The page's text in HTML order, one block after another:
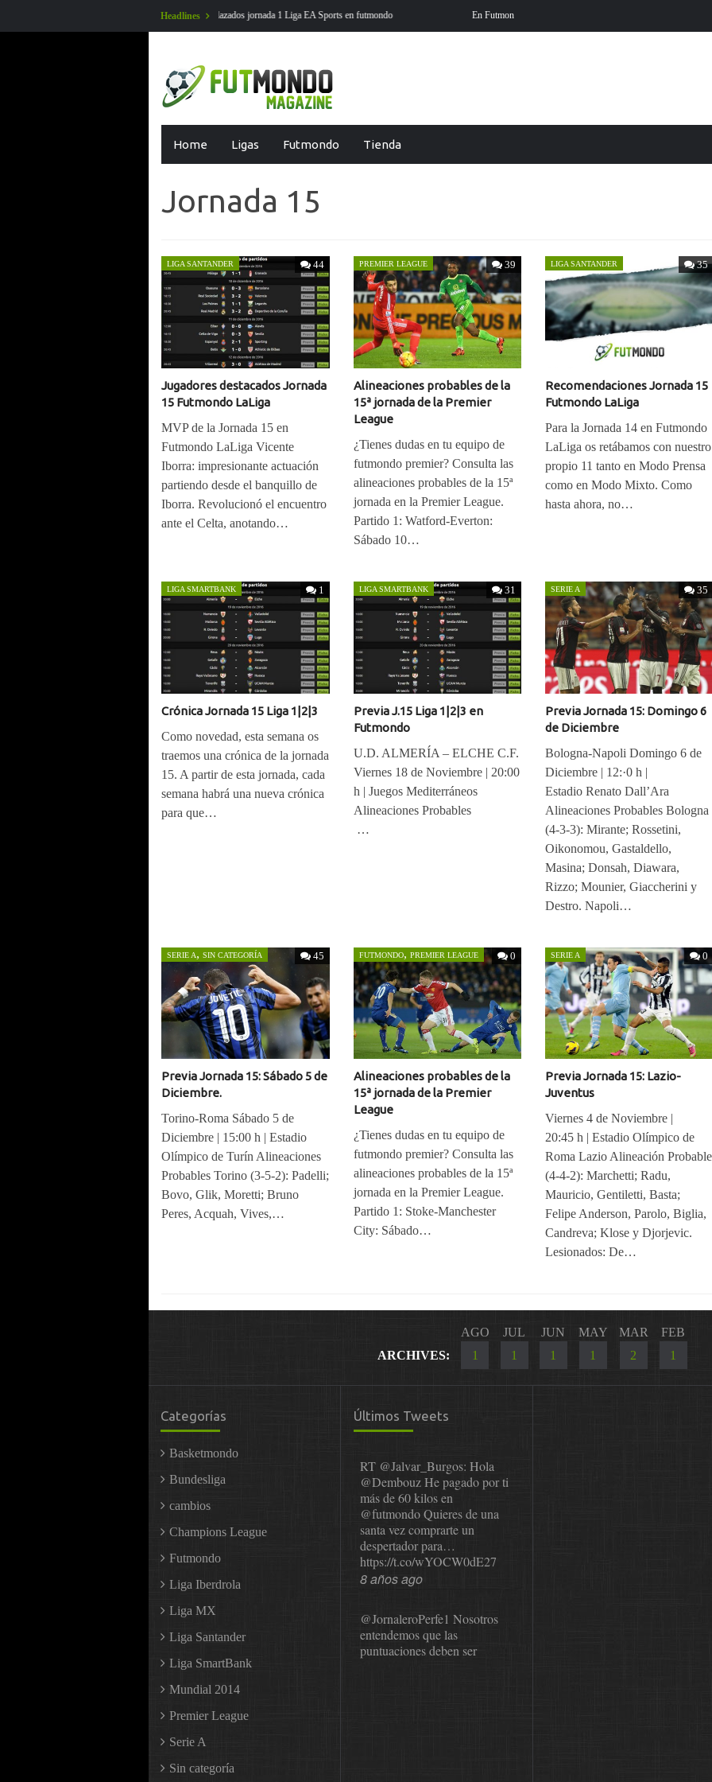
Headlines En Futmondo la temporada 26-27 ya está aquí
Home Ligas Futmondo Tienda
Jornada 15
44
LIGA SANTANDER
Jugadores destacados Jornada
15 Futmondo LaLiga
MVP de la Jornada 15 en
Futmondo LaLiga Vicente
Iborra: impresionante actuación
partiendo desde el banquillo de
Iborra. Revolucionó el encuentro
ante el Celta, anotando…
39
PREMIER LEAGUE
Alineaciones probables de la
15ª jornada de la Premier
League
¿Tienes dudas en tu equipo de
futmondo premier? Consulta las
alineaciones probables de la 15ª
jornada en la Premier League.
Partido 1: Watford-Everton:
Sábado 10…
35
LIGA SANTANDER
Recomendaciones Jornada 15
Futmondo LaLiga
Para la Jornada 14 en Futmondo
LaLiga os retábamos con nuestro
propio 11 tanto en Modo Prensa
como en Modo Mixto. Como
hasta ahora, no…
1
LIGA SMARTBANK
Crónica Jornada 15 Liga 1|2|3
Como novedad, esta semana os
traemos una crónica de la jornada
15. A partir de esta jornada, cada
semana habrá una nueva crónica
para que…
31
LIGA SMARTBANK
Previa J.15 Liga 1|2|3 en
Futmondo
U.D. ALMERÍA – ELCHE C.F.
Viernes 18 de Noviembre | 20:00
h | Juegos Mediterráneos
Alineaciones Probables
…
35
SERIE A
Previa Jornada 15: Domingo 6
de Diciembre
Bologna-Napoli Domingo 6 de
Diciembre | 12:·0 h |
Estadio Renato Dall’Ara
Alineaciones Probables Bologna
(4-3-3): Mirante; Rossetini,
Oikonomou, Gastaldello,
Masina; Donsah, Diawara,
Rizzo; Mounier, Giaccherini y
Destro. Napoli…
45
SERIE A, SIN CATEGORÍA
Previa Jornada 15: Sábado 5 de
Diciembre.
Torino-Roma Sábado 5 de
Diciembre | 15:00 h | Estadio
Olímpico de Turín Alineaciones
Probables Torino (3-5-2): Padelli;
Bovo, Glik, Moretti; Bruno
Peres, Acquah, Vives,…
0
FUTMONDO, PREMIER LEAGUE
Alineaciones probables de la
15ª jornada de la Premier
League
¿Tienes dudas en tu equipo de
futmondo premier? Consulta las
alineaciones probables de la 15ª
jornada en la Premier League.
Partido 1: Stoke-Manchester
City: Sábado…
0
SERIE A
Previa Jornada 15: Lazio-
Juventus
Viernes 4 de Noviembre |
20:45 h | Estadio Olímpico de
Roma Lazio Alineación Probable
(4-4-2): Marchetti; Radu,
Mauricio, Gentiletti, Basta;
Felipe Anderson, Parolo, Biglia,
Candreva; Klose y Djorjevic.
Lesionados: De…
ARCHIVES:
AGO
1
JUL
1
JUN
1
MAY
1
MAR
2
FEB
1
Categorías
Basketmondo
Bundesliga
cambios
Champions League
Futmondo
Liga Iberdrola
Liga MX
Liga Santander
Liga SmartBank
Mundial 2014
Premier League
Serie A
Sin categoría
Últimos Tweets
RT @Jalvar_Burgos: Hola
@DembouzHe pagado por ti
más de 60 kilos en
@futmondoQuieres de una
santa vez comprarte un
despertador para…
https://t.co/wYOCW0dE27
8 años ago
@JornaleroPerfe1 Nosotros
entendemos que las
puntuaciones deben ser